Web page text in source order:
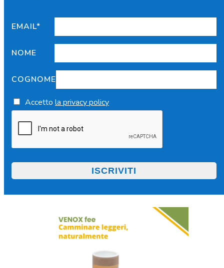
EMAIL*
NOME
COGNOME
Accetto la privacy policy